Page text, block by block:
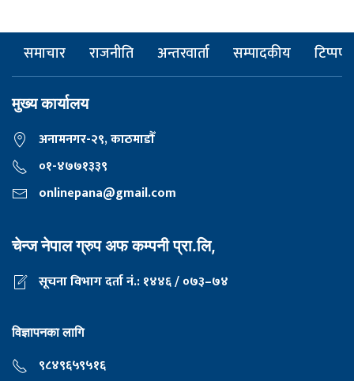
समाचार राजनीति अन्तरवार्ता सम्पादकीय टिप्पणी
मुख्य कार्यालय
अनामनगर-२९, काठमाडाैँ
०१-४७७१३३९
onlinepana@gmail.com
चेन्ज नेपाल ग्रुप अफ कम्पनी प्रा.लि,
सूचना विभाग दर्ता नं.: १४४६ / ०७३–७४
विज्ञापनका लागि
९८४९६५९५१६